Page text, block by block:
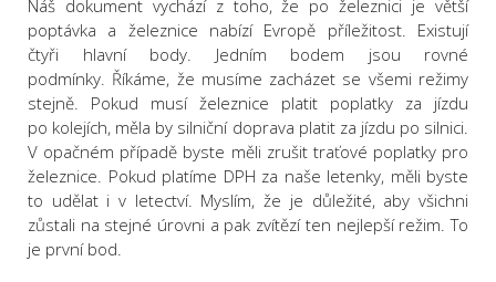
Náš dokument vychází z toho, že po železnici je větší
poptávka a železnice nabízí Evropě příležitost. Existují
čtyři hlavní body. Jedním bodem jsou rovné
podmínky. Říkáme, že musíme zacházet se všemi režimy
stejně. Pokud musí železnice platit poplatky za jízdu
po kolejích, měla by silniční doprava platit za jízdu po silnici.
V opačném případě byste měli zrušit traťové poplatky pro
železnice. Pokud platíme DPH za naše letenky, měli byste
to udělat i v letectví. Myslím, že je důležité, aby všichni
zůstali na stejné úrovni a pak zvítězí ten nejlepší režim. To
je první bod.